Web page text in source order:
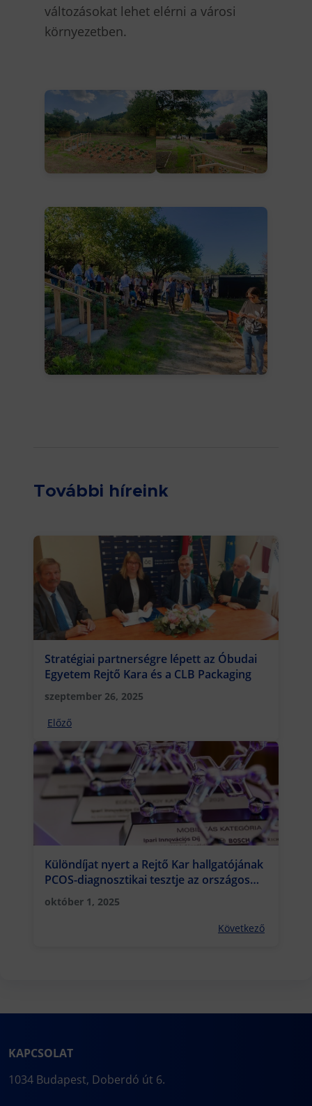
változásokat lehet elérni a városi
környezetben.
További híreink
Stratégiai partnerségre lépett az Óbudai
Egyetem Rejtő Kara és a CLB Packaging
szeptember 26, 2025
Előző
Különdíjat nyert a Rejtő Kar hallgatójának
PCOS-diagnosztikai tesztje az országos
innovációs versenyen
október 1, 2025
Következő
KAPCSOLAT
1034 Budapest, Doberdó út 6.